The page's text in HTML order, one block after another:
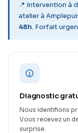
📍 Intervention à
atelier à
48h. Forfait
Diagnostic
Nous identifions
Vous recevez un
surprise.